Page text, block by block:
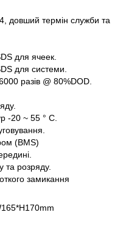
довший термін служби та
для ячеек.
для системи.
разів @ 80%DOD.
-20 ~ 55 ° C.
(BMS)
та розряду.
замикання